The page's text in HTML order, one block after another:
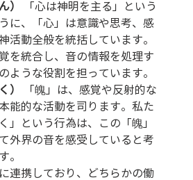
）
「心は神明を主る」という
に、「心」は意識や思考、感
活動全般を統括しています。
を統合し、音の情報を処理す
ような役割を担っています。
）
「魄」は、感覚や反射的な
能的な活動を司ります。私た
」という行為は、この「魄」
外界の音を感受していると考
。
連携しており、どちらかの働